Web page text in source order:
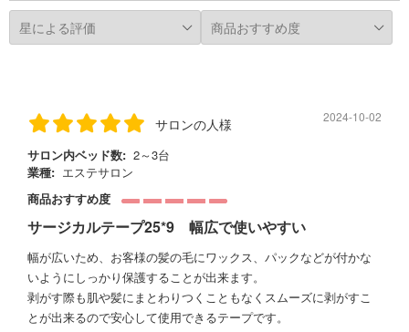
サロンの人様 2024-10-02
サロン内ベッド数: 2～3台
業種: エステサロン
商品おすすめ度
サージカルテープ25*9 幅広で使いやすい
幅が広いため、お客様の髪の毛にワックス、パックなどが付かな
いようにしっかり保護することが出来ます。
剥がす際も肌や髪にまとわりつくこともなくスムーズに剥がすこ
とが出来るので安心して使用できるテープです。